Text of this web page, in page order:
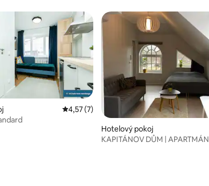
5, 5 hodnocení
Průměrné hodnocení 4,57 z 5, 7 hodnocení
4,57 (7)
Hotelový pokoj
KAPITÁNOV DŮM |